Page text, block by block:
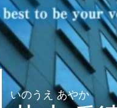
いのうえ あやか